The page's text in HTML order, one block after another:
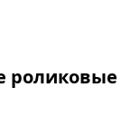
роликовые